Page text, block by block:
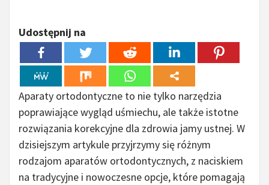
Udostępnij na
Aparaty ortodontyczne to nie tylko narzędzia
poprawiające wygląd uśmiechu, ale także istotne
rozwiązania korekcyjne dla zdrowia jamy ustnej. W
dzisiejszym artykule przyjrzymy się różnym
rodzajom aparatów ortodontycznych, z naciskiem
na tradycyjne i nowoczesne opcje, które pomagają